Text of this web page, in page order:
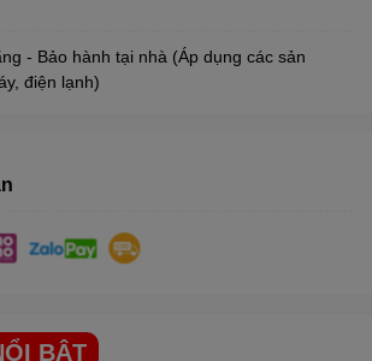
- Bảo hành tại nhà (Áp dụng các sản
điện lạnh)
BẬT